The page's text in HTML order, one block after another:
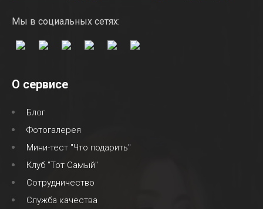
Мы в социальных сетях:
О сервисе
Блог
Фотогалерея
Мини-тест "Что подарить"
Клуб "Тот Самый"
Сотрудничество
Служба качества